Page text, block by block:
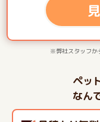
※弊社スタッフか
ペッ
なん